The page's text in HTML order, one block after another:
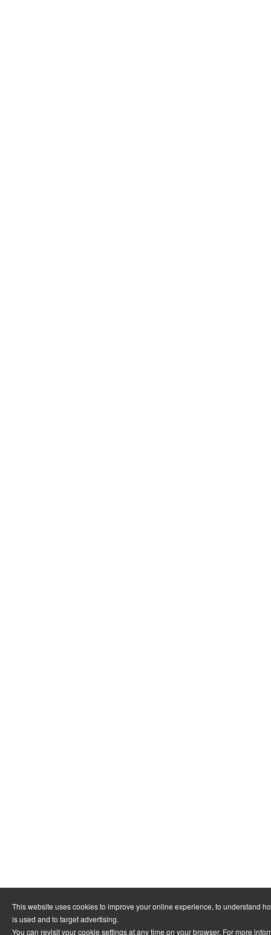
This website uses cookies to improve your online experience, to understand
is used and to target advertising.
You can revisit your cookie settings at any time on your browser. For more